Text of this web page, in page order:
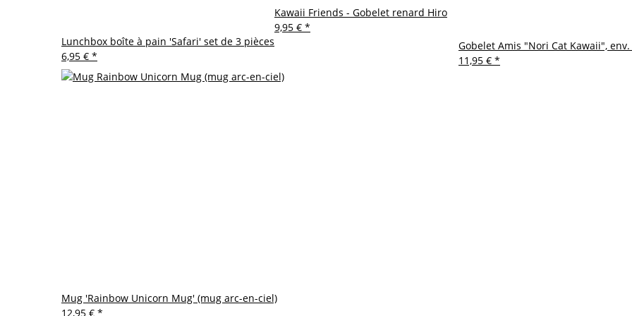
Lunchbox boîte à pain 'Safari' set de 3 pièces
6,95 € *
Kawaii Friends - Gobelet renard Hiro
9,95 € *
Gobelet Amis "Nori Cat Kawaii",
11,95 € *
Mug 'Rainbow Unicorn Mug' (mug arc-en-ciel)
12,95 € *